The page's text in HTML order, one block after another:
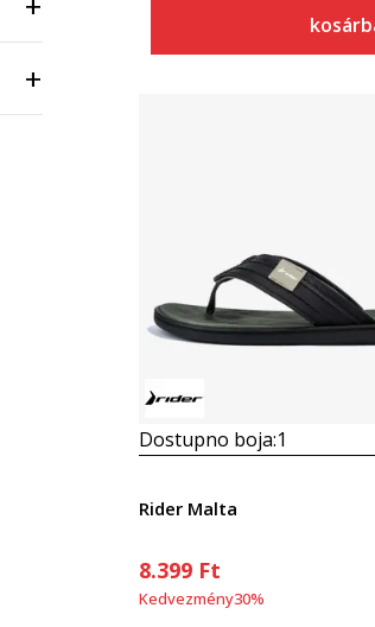
Összehasonlítás
Dostupno boja:1
Rider Malta
8.399 Ft
Kedvezmény30%